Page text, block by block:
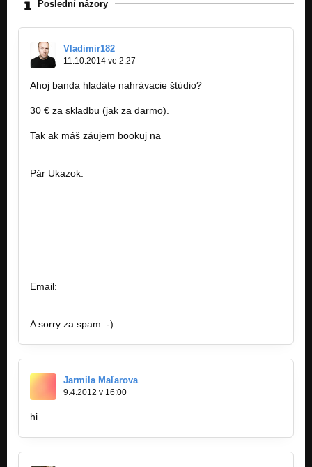
Poslední názory
Vladimir182
11.10.2014 ve 2:27
Ahoj banda hladáte nahrávacie štúdio?
30 € za skladbu (jak za darmo).
Tak ak máš záujem bookuj na
Pár Ukazok:
Email:
A sorry za spam :-)
Jarmila Maľarova
9.4.2012 v 16:00
hi